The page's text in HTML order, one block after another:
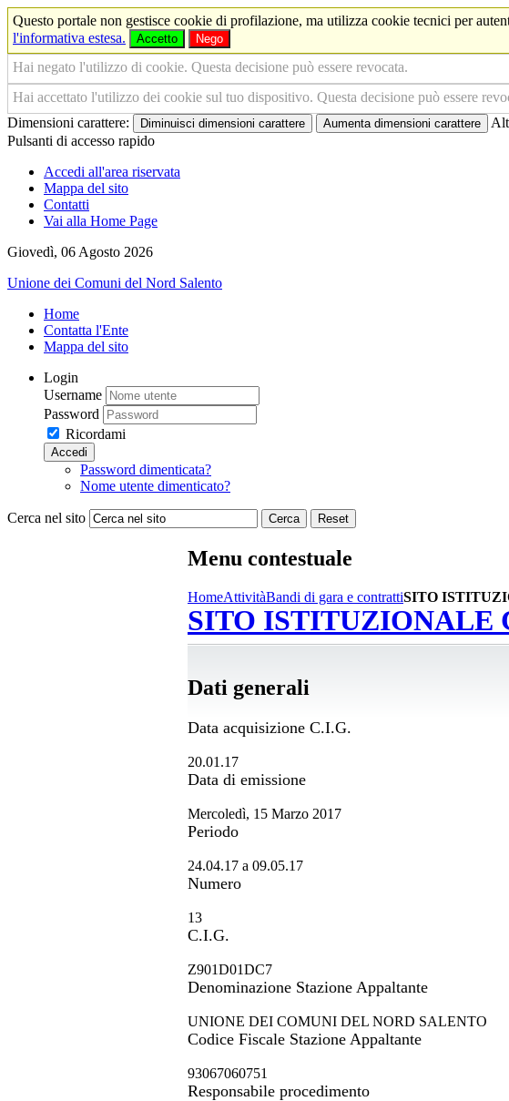
Questo portale non gestisce cookie di profilazione, ma utilizza cookie tecnici per
l'informativa estesa.
Accetto Nego
Hai negato l'utilizzo di cookie. Questa decisione può essere revocata.
Hai accettato l'utilizzo dei cookie sul tuo dispositivo. Questa decisione può essere
Dimensioni carattere: Diminuisci dimensioni carattere Aumenta dimensioni carattere
Pulsanti di accesso rapido
Accedi all'area riservata
Mappa del sito
Contatti
Vai alla Home Page
Giovedì, 06 Agosto 2026
Unione dei Comuni del Nord Salento
Home
Contatta l'Ente
Mappa del sito
Login
Username
Password
Ricordami
Accedi
Password dimenticata?
Nome utente dimenticato?
Cerca nel sito Cerca Reset
Menu contestuale
HomeAttivitàBandi di gara e contrattiSITO
SITO ISTITUZIONALE
Dati generali
Data acquisizione C.I.G.
20.01.17
Data di emissione
Mercoledì, 15 Marzo 2017
Periodo
24.04.17 a 09.05.17
Numero
13
C.I.G.
Z901D01DC7
Denominazione Stazione Appaltante
UNIONE DEI COMUNI DEL NORD SALENTO
Codice Fiscale Stazione Appaltante
93067060751
Responsabile procedimento